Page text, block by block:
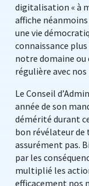
digitalisation « à
affiche
une vie
connaissance
notre domaine
régulière avec
Le Conseil
année de son
démérité durant
bon révélateur de
assurément pas.
par les
multiplié les
efficacement nos